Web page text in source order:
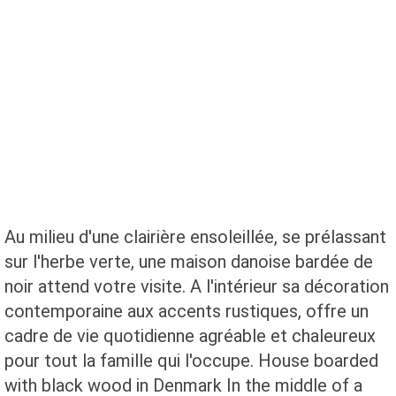
Au milieu d'une clairière ensoleillée, se prélassant
sur l'herbe verte, une maison danoise bardée de
noir attend votre visite. A l'intérieur sa décoration
contemporaine aux accents rustiques, offre un
cadre de vie quotidienne agréable et chaleureux
pour tout la famille qui l'occupe. House boarded
with black wood in Denmark In the middle of a